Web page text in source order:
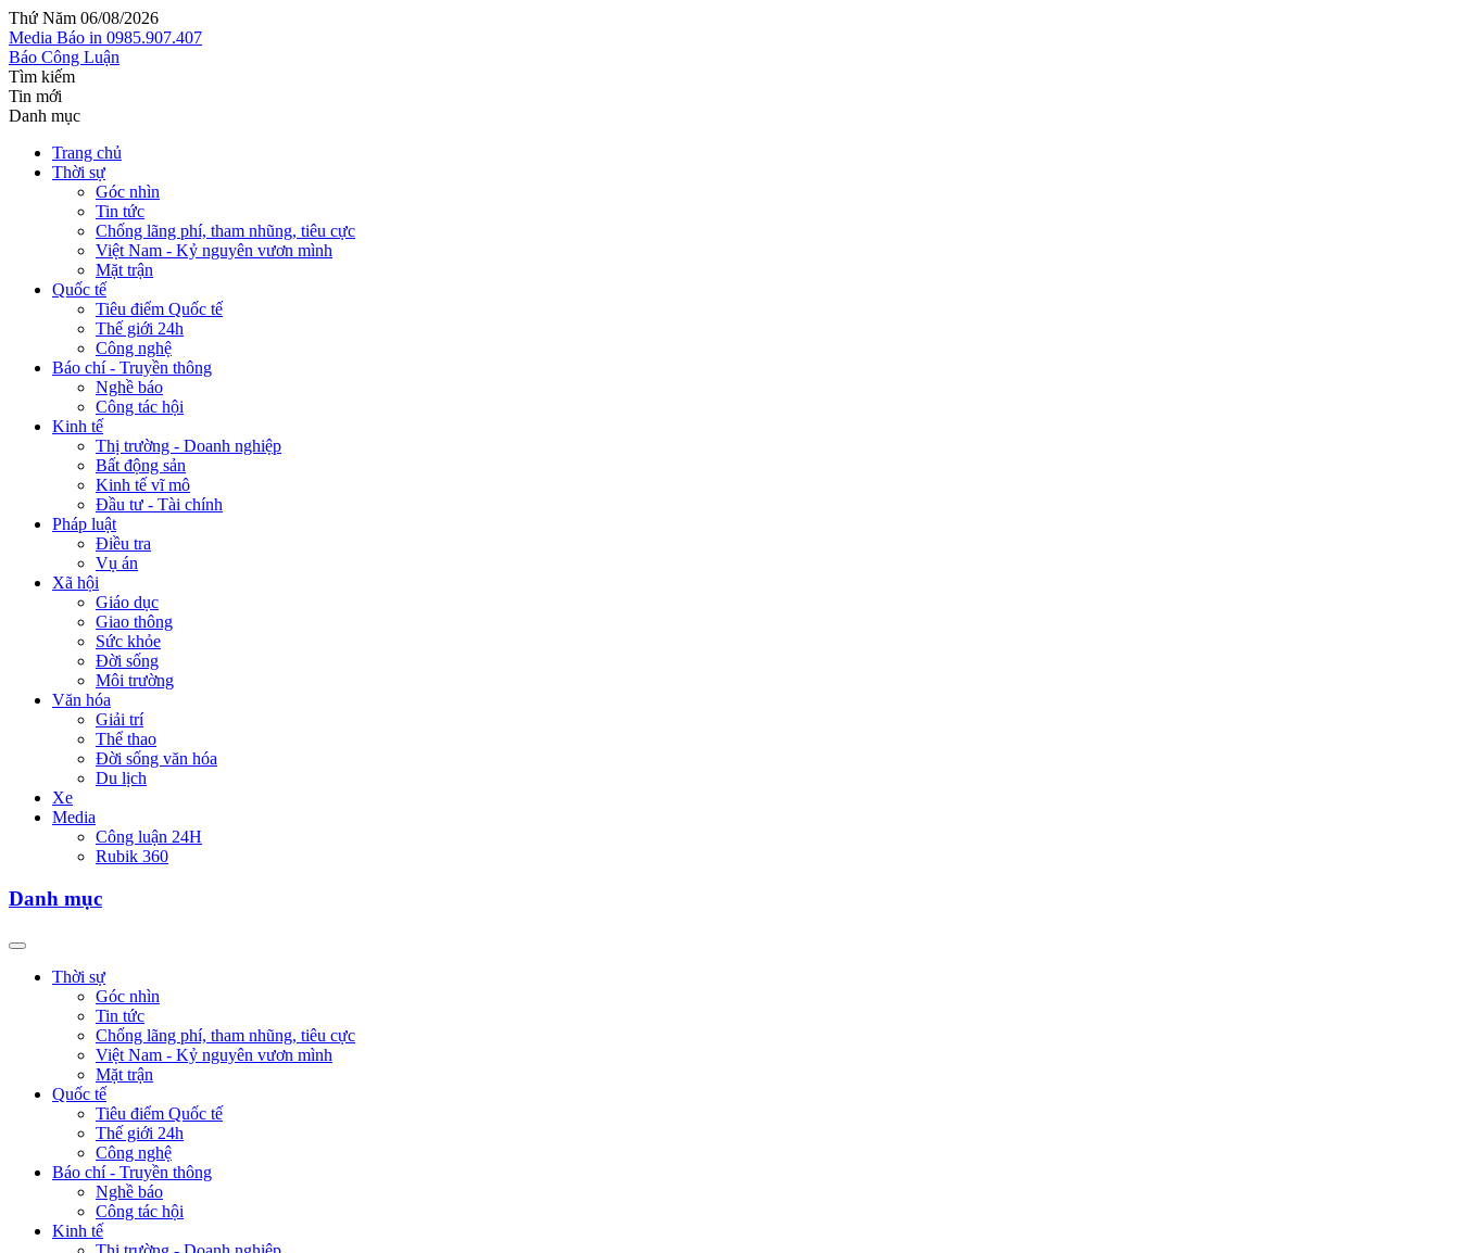
Thứ Năm 06/08/2026
Media Báo in 0985.907.407
Báo Công Luận
Tìm kiếm
Tin mới
Danh mục
Trang chủ
Thời sự
Góc nhìn
Tin tức
Chống lãng phí, tham nhũng, tiêu cực
Việt Nam - Kỷ nguyên vươn mình
Mặt trận
Quốc tế
Tiêu điểm Quốc tế
Thế giới 24h
Công nghệ
Báo chí - Truyền thông
Nghề báo
Công tác hội
Kinh tế
Thị trường - Doanh nghiệp
Bất động sản
Kinh tế vĩ mô
Đầu tư - Tài chính
Pháp luật
Điều tra
Vụ án
Xã hội
Giáo dục
Giao thông
Sức khỏe
Đời sống
Môi trường
Văn hóa
Giải trí
Thể thao
Đời sống văn hóa
Du lịch
Xe
Media
Công luận 24H
Rubik 360
Danh mục
Thời sự
Góc nhìn
Tin tức
Chống lãng phí, tham nhũng, tiêu cực
Việt Nam - Kỷ nguyên vươn mình
Mặt trận
Quốc tế
Tiêu điểm Quốc tế
Thế giới 24h
Công nghệ
Báo chí - Truyền thông
Nghề báo
Công tác hội
Kinh tế